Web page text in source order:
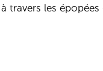
travers les